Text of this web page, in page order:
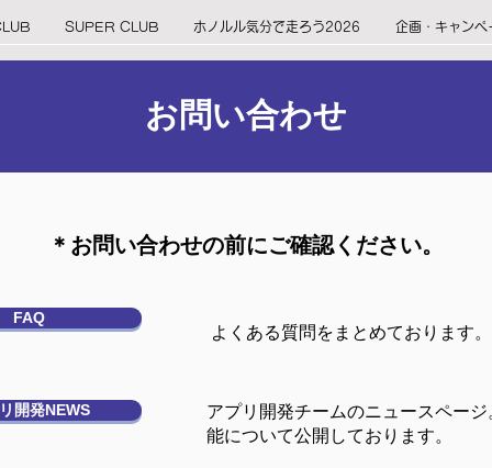
SUPER CLUB ホノルル気分で走ろう2026 企画・キャンペ
お問い合わせ
​＊お問い合わせの前にご確認ください。
FAQ
​よくある質問をまとめております。
開発NEWS
アプリ開発チームのニュースペー
能について公開しております。